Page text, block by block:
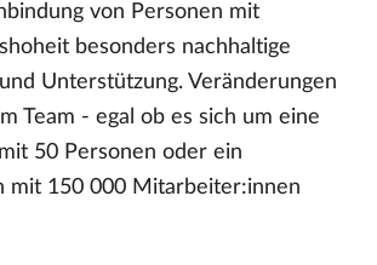
von Personen mit
besonders nachhaltige
Unterstützung. Veränderungen
Team - egal ob es sich um eine
50 Personen oder ein
mit 150 000 Mitarbeiter:innen